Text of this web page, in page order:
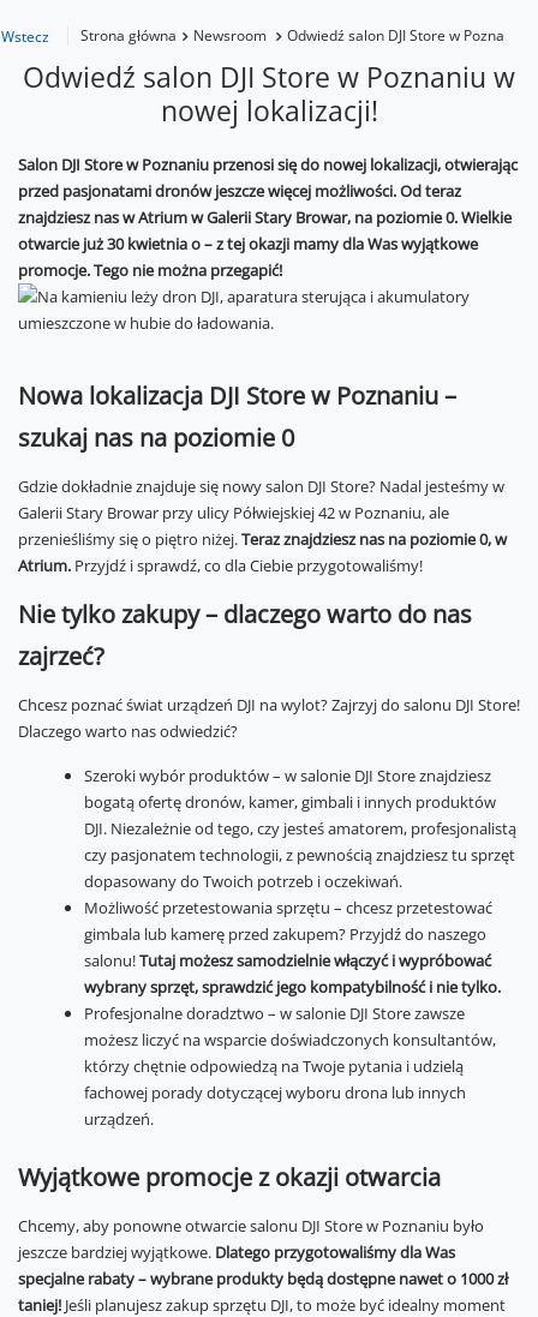
Wstecz Strona główna Newsroom Odwiedź salon DJI Store w Poznaniu
Odwiedź salon DJI Store w Poznaniu w
nowej lokalizacji!
Salon DJI Store w Poznaniu przenosi się do nowej lokalizacji, otwierając
przed pasjonatami dronów jeszcze więcej możliwości. Od teraz
znajdziesz nas w Atrium w Galerii Stary Browar, na poziomie 0. Wielkie
otwarcie już 30 kwietnia o – z tej okazji mamy dla Was wyjątkowe
promocje. Tego nie można przegapić!
Nowa lokalizacja DJI Store w Poznaniu –
szukaj nas na poziomie 0
Gdzie dokładnie znajduje się nowy salon DJI Store? Nadal jesteśmy w
Galerii Stary Browar przy ulicy Półwiejskiej 42 w Poznaniu, ale
przenieśliśmy się o piętro niżej.Teraz znajdziesz nas na poziomie 0, w
Atrium. Przyjdź i sprawdź, co dla Ciebie przygotowaliśmy!
Nie tylko zakupy – dlaczego warto do nas
zajrzeć?
Chcesz poznać świat urządzeń DJI na wylot? Zajrzyj do salonu DJI Store!
Dlaczego warto nas odwiedzić?
Szeroki wybór produktów – w salonie DJI Store znajdziesz
bogatą ofertę dronów, kamer, gimbali i innych produktów
DJI. Niezależnie od tego, czy jesteś amatorem, profesjonalistą
czy pasjonatem technologii, z pewnością znajdziesz tu sprzęt
dopasowany do Twoich potrzeb i oczekiwań.
Możliwość przetestowania sprzętu – chcesz przetestować
gimbala lub kamerę przed zakupem? Przyjdź do naszego
salonu!Tutaj możesz samodzielnie włączyć i wypróbować
wybrany sprzęt, sprawdzić jego kompatybilność i nie tylko.
Profesjonalne doradztwo – w salonie DJI Store zawsze
możesz liczyć na wsparcie doświadczonych konsultantów,
którzy chętnie odpowiedzą na Twoje pytania i udzielą
fachowej porady dotyczącej wyboru drona lub innych
urządzeń.
Wyjątkowe promocje z okazji otwarcia
Chcemy, aby ponowne otwarcie salonu DJI Store w Poznaniu było
jeszcze bardziej wyjątkowe. Dlatego przygotowaliśmy dla Was
specjalne rabaty – wybrane produkty będą dostępne nawet o 1000 zł
taniej! Jeśli planujesz zakup sprzętu DJI, to może być idealny moment